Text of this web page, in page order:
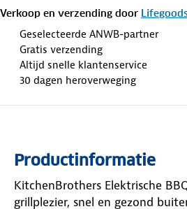
Verkoop en verzending door
Geselecteerde ANWB-partner
Gratis verzending
Altijd snelle klantenservice
30 dagen heroverweging
Productinformatie
KitchenBrothers Elektrische
grillplezier, snel en gezond